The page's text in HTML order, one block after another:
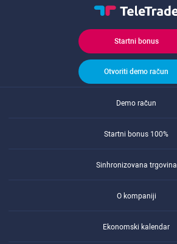
Startni bonus
Otvoriti demo račun
Demo račun
Startni bonus 100%
Sinhronizovana trgovina
O kompaniji
Ekonomski kalendar